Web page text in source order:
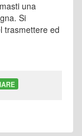
una
Si
trasmettere ed